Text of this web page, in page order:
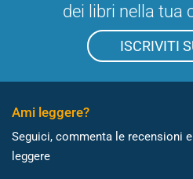
dei libri nella tua
ISCRIVITI
Ami leggere?
Seguici, commenta le recensioni
leggere